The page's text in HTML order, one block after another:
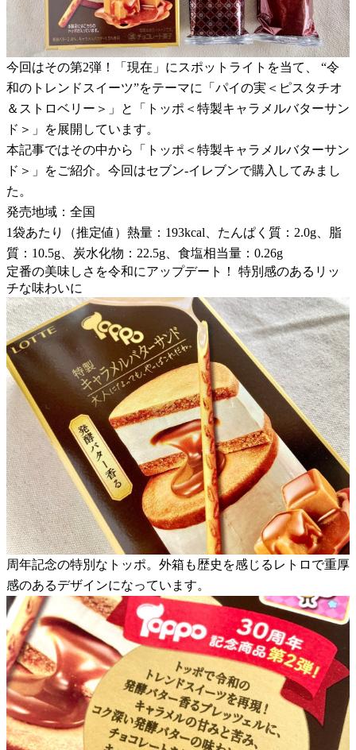
今回はその第2弾！「現在」にスポットライトを当て、 “令
和のトレンドスイーツ”をテーマに「パイの実＜ピスタチオ
＆ストロベリー＞」と「トッポ＜特製キャラメルバターサン
ド＞」を展開しています。
本記事ではその中から「トッポ＜特製キャラメルバターサン
ド＞」をご紹介。今回はセブン-イレブンで購入してみまし
た。
発売地域：全国
1袋あたり（推定値）熱量：193kcal、たんぱく質：2.0g、脂
質：10.5g、炭水化物：22.5g、食塩相当量：0.26g
定番の美味しさを令和にアップデート！ 特別感のあるリッ
チな味わいに
周年記念の特別なトッポ。外箱も歴史を感じるレトロで重厚
感のあるデザインになっています。